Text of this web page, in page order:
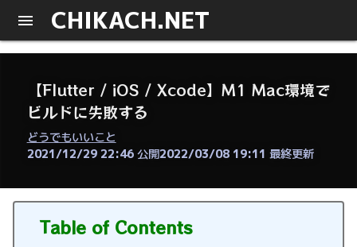
CHIKACH.NET
【Flutter / iOS / Xcode】M1 Mac環境で
ビルドに失敗する
どうでもいいこと
2021/12/29 22:46 公開2022/03/08 19:11 最終更新
Table of Contents